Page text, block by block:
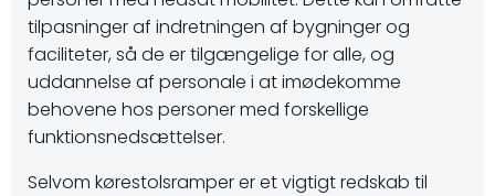
tilpasninger af indretningen af bygninger og
faciliteter, så de er tilgængelige for alle, og
uddannelse af personale i at imødekomme
behovene hos personer med forskellige
funktionsnedsættelser.
Selvom kørestolsramper er et vigtigt redskab til